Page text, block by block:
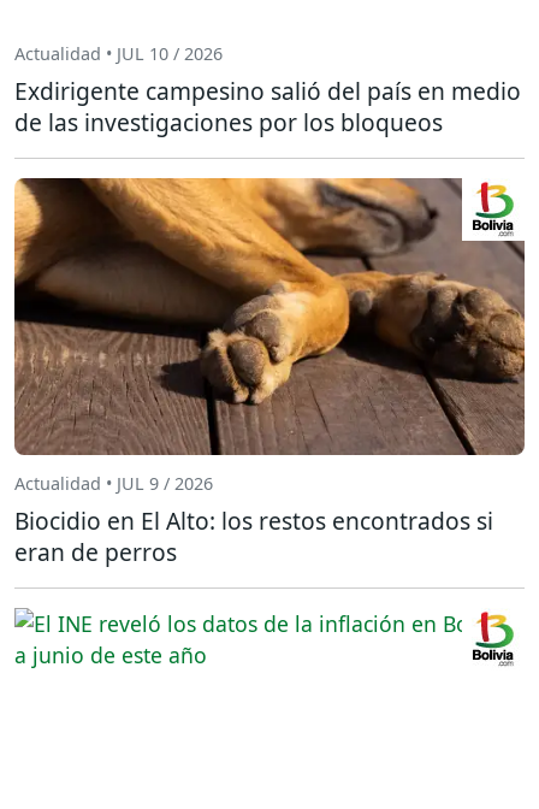
Actualidad • JUL 10 / 2026
Exdirigente campesino salió del país en medio
de las investigaciones por los bloqueos
Actualidad • JUL 9 / 2026
Biocidio en El Alto: los restos encontrados si
eran de perros